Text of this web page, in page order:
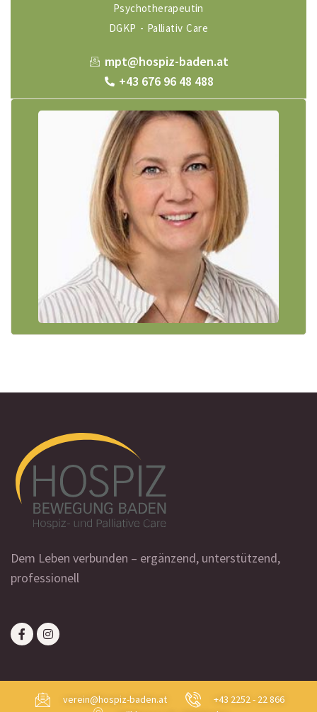
Psychotherapeutin
DGKP - Palliativ Care
mpt@hospiz-baden.at
+43 676 96 48 488
Dem Leben verbunden – ergänzend, unterstützend,
professionell
verein@hospiz-baden.at
+43 2252 - 22 866